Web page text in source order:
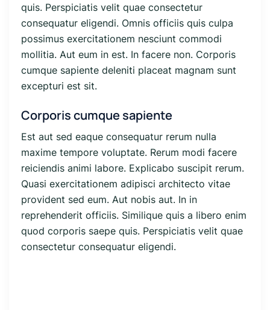
quis. Perspiciatis velit quae consectetur
consequatur eligendi. Omnis officiis quis culpa
possimus exercitationem nesciunt commodi
mollitia. Aut eum in est. In facere non. Corporis
cumque sapiente deleniti placeat magnam sunt
excepturi est sit.
Corporis cumque sapiente
Est aut sed eaque consequatur rerum nulla
maxime tempore voluptate. Rerum modi facere
reiciendis animi labore. Explicabo suscipit rerum.
Quasi exercitationem adipisci architecto vitae
provident sed eum. Aut nobis aut. In in
reprehenderit officiis. Similique quis a libero enim
quod corporis saepe quis. Perspiciatis velit quae
consectetur consequatur eligendi.